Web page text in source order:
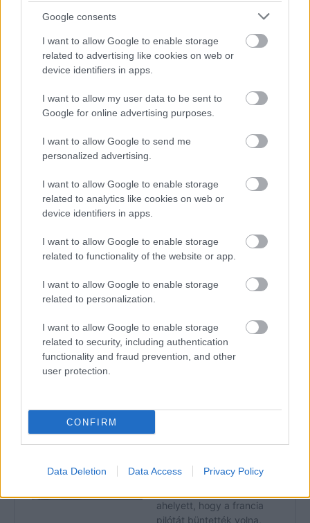
Google consents
I want to allow Google to enable storage
related to advertising like cookies on web or
device identifiers in apps.
I want to allow my user data to be sent to
Google for online advertising purposes.
I want to allow Google to send me
personalized advertising.
I want to allow Google to enable storage
related to analytics like cookies on web or
device identifiers in apps.
I want to allow Google to enable storage
related to functionality of the website or app.
I want to allow Google to enable storage
related to personalization.
I want to allow Google to enable storage
related to security, including authentication
functionality and fraud prevention, and other
user protection.
CONFIRM
Data Deletion Data Access Privacy Policy
közben átvette csapattársa, Trevor Taylor Lotusát. A
Ireland végzett.
A korai Prost vagy Senna lehetett
volna belőle
A McLarennél 1984-től 2001-ig dolgozó, ezáltal Alain
Jo Ramírez szerint Ricardo Rodríguez istenadta tehetség
volt, akiből a sportág egyik legnagyobb alakja is lehetett
indultak együtt, és mindig Ricardo volt a gyorsabb egy,
két, de olykor ennél is több másodperccel. Pedro nagyon
keményen próbálkozott, hogy ugyanolyan gyors legyen,
de közben gyakran kicsúszott. Pedróban nagy szív és
természet adta tehetség.”